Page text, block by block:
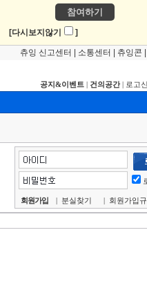
참여하기
[다시보지않기 ]
츄잉 신고센터 소통센터 츄잉콘
공지&이벤트 | 건의공간| 로고
회원가입 | 분실찾기 | 회원가입